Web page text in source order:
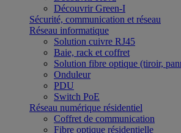
Découvrir Green-I
Sécurité, communication et réseau
Réseau informatique
Solution cuivre RJ45
Baie, rack et coffret
Solution fibre optique (tiroir,
Onduleur
PDU
Switch PoE
Réseau numérique résidentiel
Coffret de communication
Fibre optique résidentielle